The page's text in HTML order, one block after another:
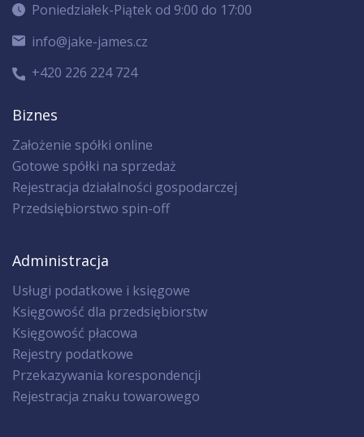
Poniedziałek-Piątek od 9:00 do 17:00
info@jake-james.cz
+420 226 224 724
Biznes
Założenie spółki online
Gotowe spółki na sprzedaż
Rejestracja działalności gospodarczej
Przedsiębiorstwo spin-off
Administracja
Usługi podatkowe i księgowe
Księgowość dla przedsiębiorstw
Księgowość płacowa
Rejestry podatkowe
Przekazywania korespondencji
Rejestracja znaku towarowego